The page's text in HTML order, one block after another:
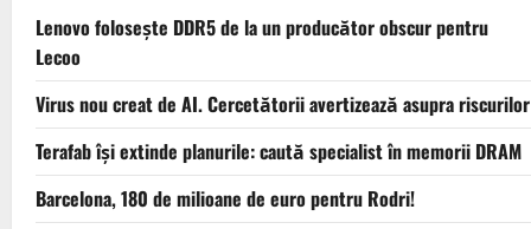
Lenovo folosește DDR5 de la un producător obscur pentru
Lecoo
Virus nou creat de AI. Cercetătorii avertizează asupra riscurilor
Terafab își extinde planurile: caută specialist în memorii DRAM
Barcelona, 180 de milioane de euro pentru Rodri!